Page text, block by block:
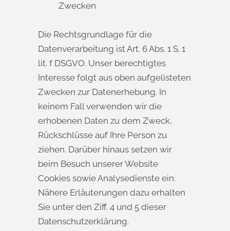
Zwecken
Die Rechtsgrundlage für die
Datenverarbeitung ist Art. 6 Abs. 1 S. 1
lit. f DSGVO. Unser berechtigtes
Interesse folgt aus oben aufgelisteten
Zwecken zur Datenerhebung. In
keinem Fall verwenden wir die
erhobenen Daten zu dem Zweck,
Rückschlüsse auf Ihre Person zu
ziehen. Darüber hinaus setzen wir
beim Besuch unserer Website
Cookies sowie Analysedienste ein.
Nähere Erläuterungen dazu erhalten
Sie unter den Ziff. 4 und 5 dieser
Datenschutzerklärung.